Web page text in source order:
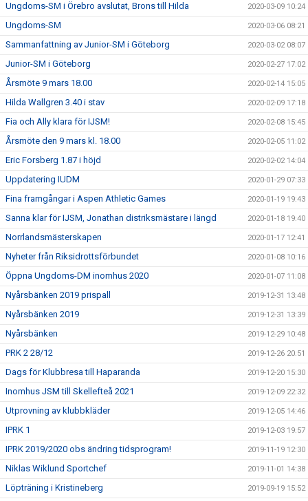
Ungdoms-SM i Örebro avslutat, Brons till Hilda 2020-03-09 10:24
Ungdoms-SM 2020-03-06 08:21
Sammanfattning av Junior-SM i Göteborg 2020-03-02 08:07
Junior-SM i Göteborg 2020-02-27 17:02
Årsmöte 9 mars 18.00 2020-02-14 15:05
Hilda Wallgren 3.40 i stav 2020-02-09 17:18
Fia och Ally klara för IJSM! 2020-02-08 15:45
Årsmöte den 9 mars kl. 18.00 2020-02-05 11:02
Eric Forsberg 1.87 i höjd 2020-02-02 14:04
Uppdatering IUDM 2020-01-29 07:33
Fina framgångar i Aspen Athletic Games 2020-01-19 19:43
Sanna klar för IJSM, Jonathan distriksmästare i längd 2020-01-18 19:40
Norrlandsmästerskapen 2020-01-17 12:41
Nyheter från Riksidrottsförbundet 2020-01-08 10:16
Öppna Ungdoms-DM inomhus 2020 2020-01-07 11:08
Nyårsbänken 2019 prispall 2019-12-31 13:48
Nyårsbänken 2019 2019-12-31 13:39
Nyårsbänken 2019-12-29 10:48
PRK 2 28/12 2019-12-26 20:51
Dags för Klubbresa till Haparanda 2019-12-20 15:30
Inomhus JSM till Skellefteå 2021 2019-12-09 22:32
Utprovning av klubbkläder 2019-12-05 14:46
IPRK 1 2019-12-03 19:57
IPRK 2019/2020 obs ändring tidsprogram! 2019-11-19 12:30
Niklas Wiklund Sportchef 2019-11-01 14:38
Löpträning i Kristineberg 2019-09-19 15:52